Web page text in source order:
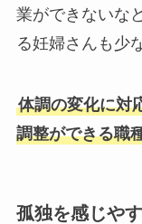
業ができないな
る妊婦さんも少
体調の変化に対
調整ができる職
孤独を感じや